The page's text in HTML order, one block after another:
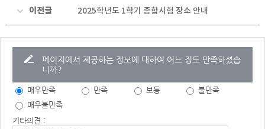
이전글 2025학년도 1학기 종합시험 장소 안내
페이지에서 제공하는 정보에 대하여 어느 정도 만족하셨습
니까?
매우만족 만족 보통
불만족
매우불만족
기타의견 :